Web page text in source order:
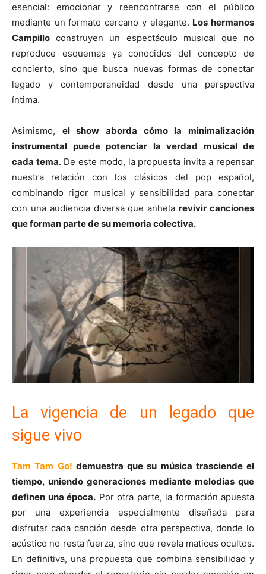
esencial: emocionar y reencontrarse con el público
mediante un formato cercano y elegante. Los hermanos
Campillo construyen un espectáculo musical que no
reproduce esquemas ya conocidos del concepto de
concierto, sino que busca nuevas formas de conectar
legado y contemporaneidad desde una perspectiva
íntima.
Asimismo, el show aborda cómo la minimalización
instrumental puede potenciar la verdad musical de
cada tema. De este modo, la propuesta invita a repensar
nuestra relación con los clásicos del pop español,
combinando rigor musical y sensibilidad para conectar
con una audiencia diversa que anhelarevivir canciones
que forman parte de su memoria colectiva.
La vigencia de un legado que
sigue vivo
Tam Tam Go! demuestra que su música trasciende el
tiempo, uniendo generaciones mediante melodías que
definen una época. Por otra parte, la formación apuesta
por una experiencia especialmente diseñada para
disfrutar cada canción desde otra perspectiva, donde lo
acústico no resta fuerza, sino que revela matices ocultos.
En definitiva, una propuesta que combina sensibilidad y